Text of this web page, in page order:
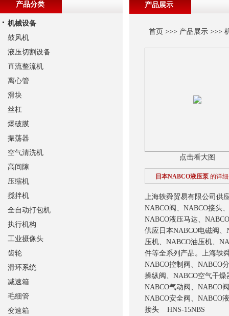
产品展示
首页 >>> 产品展示>>>
点击看大图
日本NABCO液压泵 的详
上海轶舜贸易有限公司供
NABCO阀、NABCO接头
NABCO液压马达、
供应日本NABCO电磁阀、
压机、NABCO油压机、
件等全系列产品。上海轶
NABCO控制阀、NABCO
操纵阀、NABCO空气干
NABCO气动阀、NABCO
NABCO安全阀、NABCO
接头 HNS-15NBS
产品分类
机械设备
鼓风机
液压切割设备
直流整流机
离心管
滑块
丝杠
爆破膜
振荡器
空气清洗机
高间隙
压缩机
搅拌机
全自动打包机
执行机构
工业摄像头
齿轮
滑环系统
减速箱
毛细管
变速箱